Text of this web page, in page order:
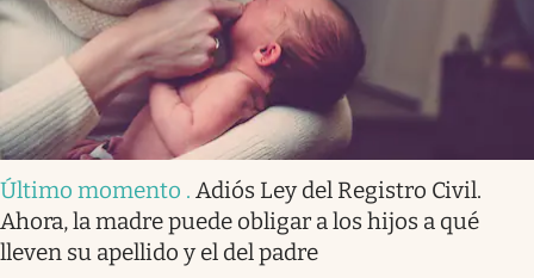
Último momento . Adiós Ley del Registro Civil.
Ahora, la madre puede obligar a los hijos a qué
lleven su apellido y el del padre